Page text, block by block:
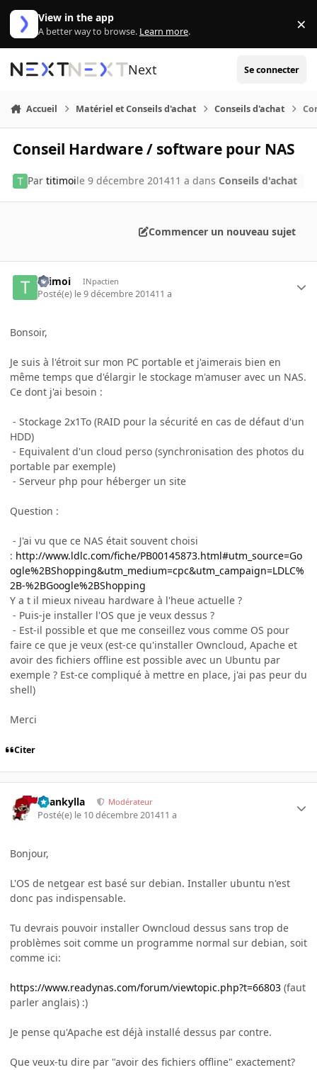
Aller au contenu
View in the app
A better way to browse. Learn more. ×
Next Se connecter
Accueil Matériel et Conseils d'achat Conseils d'achat
Conseil Hardware / software pour NAS
Partitimoile 9 décembre 201411 a dans Conseils d'achat
Commencer un nouveau sujet
titimoi INpactien
Posté(e) le 9 décembre 201411 a
Bonsoir,
Je suis à l'étroit sur mon PC portable et j'aimerais bien en
même temps que d'élargir le stockage m'amuser avec un NAS.
Ce dont j'ai besoin :
- Stockage 2x1To (RAID pour la sécurité en cas de défaut d'un
HDD)
- Equivalent d'un cloud perso (synchronisation des photos du
portable par exemple)
- Serveur php pour héberger un site
Question :
- J'ai vu que ce NAS était souvent choisi
: http://www.ldlc.com/fiche/PB00145873.html#utm_source=Go
ogle%2BShopping&utm_medium=cpc&utm_campaign=LDLC%
2B-%2BGoogle%2BShopping
Y a t il mieux niveau hardware à l'heue actuelle ?
- Puis-je installer l'OS que je veux dessus ?
- Est-il possible et que me conseillez vous comme OS pour
faire ce que je veux (est-ce qu'installer Owncloud, Apache et
avoir des fichiers offline est possible avec un Ubuntu par
exemple ? Est-ce compliqué à mettre en place, j'ai pas peur du
shell)
Merci
Citer
beankylla Modérateur
Posté(e) le 10 décembre 201411 a
Bonjour,
L'OS de netgear est basé sur debian. Installer ubuntu n'est
donc pas indispensable.
Tu devrais pouvoir installer Owncloud dessus sans trop de
problèmes soit comme un programme normal sur debian, soit
comme ici:
https://www.readynas.com/forum/viewtopic.php?t=66803 (faut
parler anglais) :)
Je pense qu'Apache est déjà installé dessus par contre.
Que veux-tu dire par "avoir des fichiers offline" exactement?